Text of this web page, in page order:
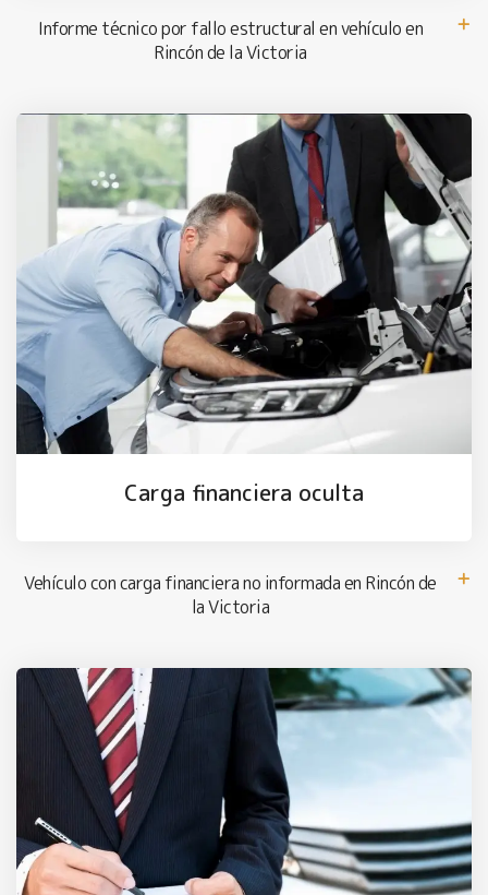
Informe técnico por fallo estructural en vehículo en
Rincón de la Victoria
Carga financiera oculta
Vehículo con carga financiera no informada en Rincón de
la Victoria